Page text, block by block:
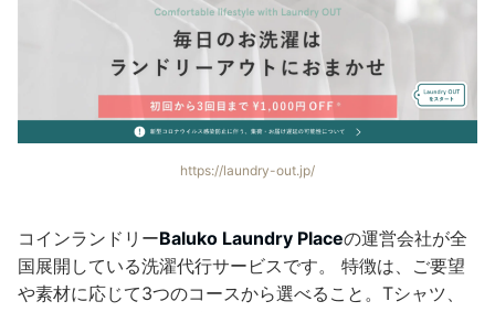
https://laundry-out.jp/
コインランドリーBaluko Laundry Placeの運営会社が全
国展開している洗濯代行サービスです。 特徴は、ご要望
や素材に応じて3つのコースから選べること。Tシャツ、